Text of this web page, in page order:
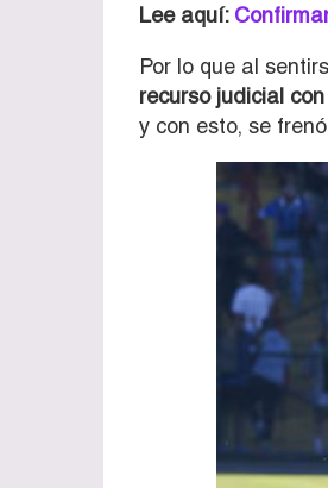
Lee aquí:
Por lo que al
recurso judicial
y con esto, se